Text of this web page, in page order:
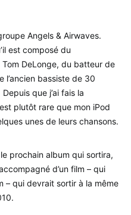
Angels & Airwaves.
est composé du
DeLonge, du batteur de
l’ancien bassiste de 30
que j’ai fais la
plutôt rare que mon iPod
unes de leurs chansons.
prochain album qui sortira,
d’un film – qui
– qui devrait sortir à la même